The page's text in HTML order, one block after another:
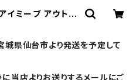
イミーブ アウトラ
ekワゴン ekカス
産 デイズ デイズ
城県仙台市より発送を予定して
当店よりお送りするメールにご